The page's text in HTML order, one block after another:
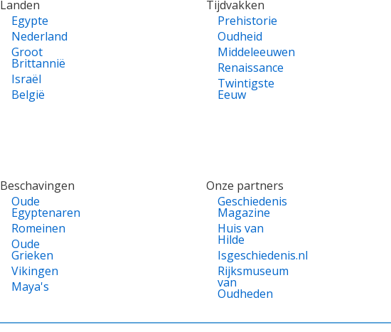
Landen
Egypte
Nederland
Groot
Brittannië
Israël
België
Tijdvakken
Prehistorie
Oudheid
Middeleeuwen
Renaissance
Twintigste
Eeuw
Beschavingen
Oude
Egyptenaren
Romeinen
Oude
Grieken
Vikingen
Maya's
Onze partners
Geschiedenis
Magazine
Huis van
Hilde
Isgeschiedenis.nl
Rijksmuseum
van
Oudheden